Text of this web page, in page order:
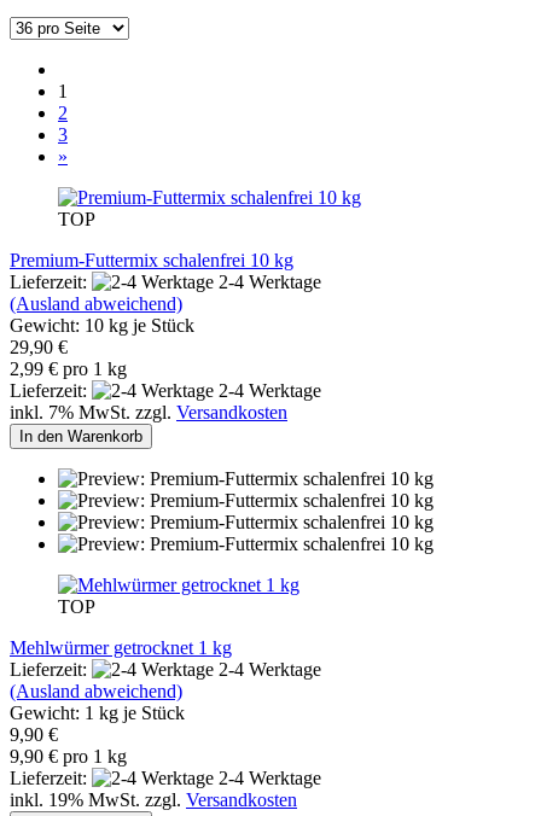
1
2
3
»
TOP
Premium-Futtermix schalenfrei 10 kg
Lieferzeit:
2-4 Werktage
(Ausland abweichend)
Gewicht: 10 kg je Stück
29,90 €
2,99 € pro 1 kg
Lieferzeit:
2-4 Werktage
inkl. 7% MwSt. zzgl. Versandkosten
In den Warenkorb
TOP
Mehlwürmer getrocknet 1 kg
Lieferzeit:
2-4 Werktage
(Ausland abweichend)
Gewicht: 1 kg je Stück
9,90 €
9,90 € pro 1 kg
Lieferzeit:
2-4 Werktage
inkl. 19% MwSt. zzgl. Versandkosten